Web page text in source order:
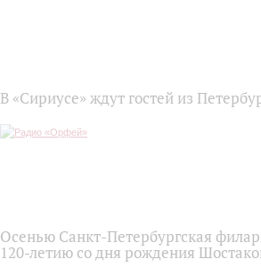
В «Сириусе» ждут гостей из
Осенью Санкт-Петербургская
120‑летию со дня рождения